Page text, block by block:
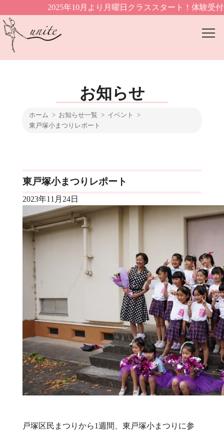
2025年10月より月曜日クラススタート！体験受付中▶
お知らせ
ホーム お知らせ一覧
イベント
東戸塚小まつりレポート
東戸塚小まつりレポート
2023年11月24日
戸塚区民まつりから1週間、東戸塚小まつりに参